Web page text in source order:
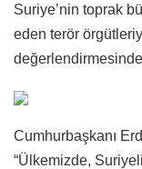
Suriye’nin toprak
eden terör
Cumhurbaşkanı
“Ülkemizde,